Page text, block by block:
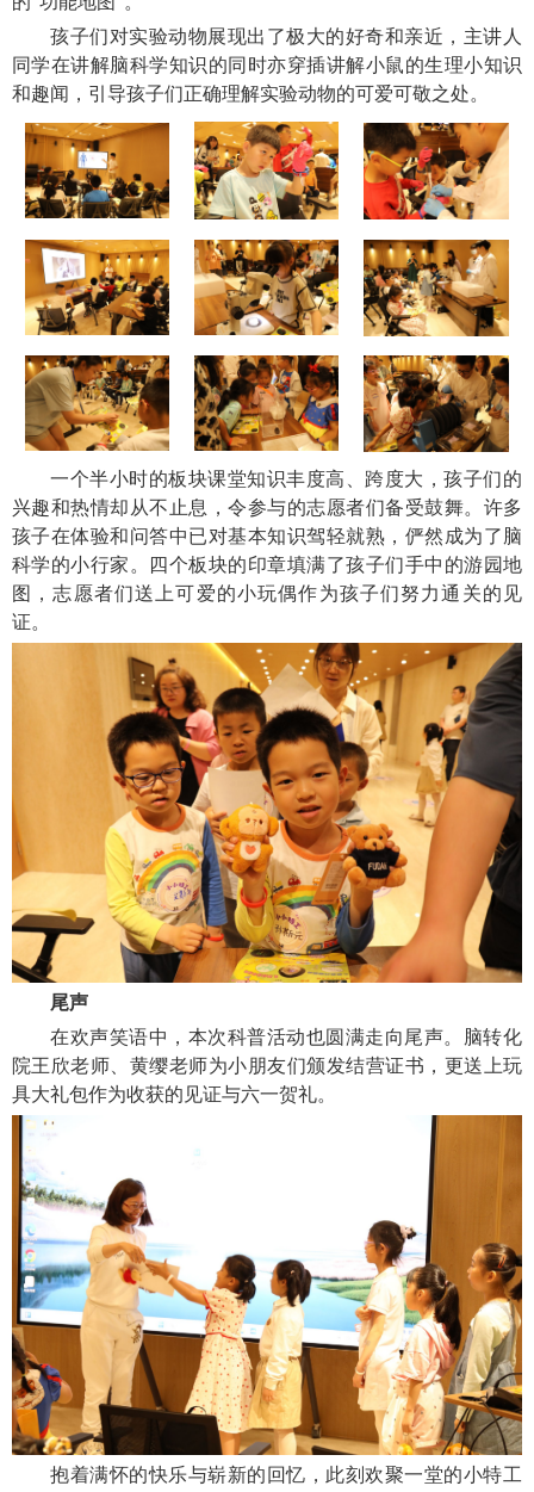
孩子们对实验动物展现出了极大的好奇和亲近，主讲人
同学在讲解脑科学知识的同时亦穿插讲解小鼠的生理小知识
和趣闻，引导孩子们正确理解实验动物的可爱可敬之处。
一个半小时的板块课堂知识丰度高、跨度大，孩子们的
兴趣和热情却从不止息，令参与的志愿者们备受鼓舞。许多
孩子在体验和问答中已对基本知识驾轻就熟，俨然成为了脑
科学的小行家。四个板块的印章填满了孩子们手中的游园地
图，志愿者们送上可爱的小玩偶作为孩子们努力通关的见
证。
尾声
在欢声笑语中，本次科普活动也圆满走向尾声。脑转化
院王欣老师、黄缨老师为小朋友们颁发结营证书，更送上玩
具大礼包作为收获的见证与六一贺礼。
抱着满怀的快乐与崭新的回忆，此刻欢聚一堂的小特工